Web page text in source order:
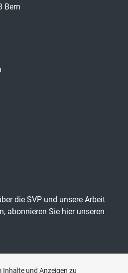
Bern
die SVP und unsere Arbeit
abonnieren Sie hier unseren
Inhalte und Anzeigen zu